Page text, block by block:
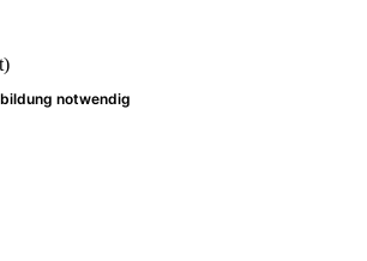
notwendig